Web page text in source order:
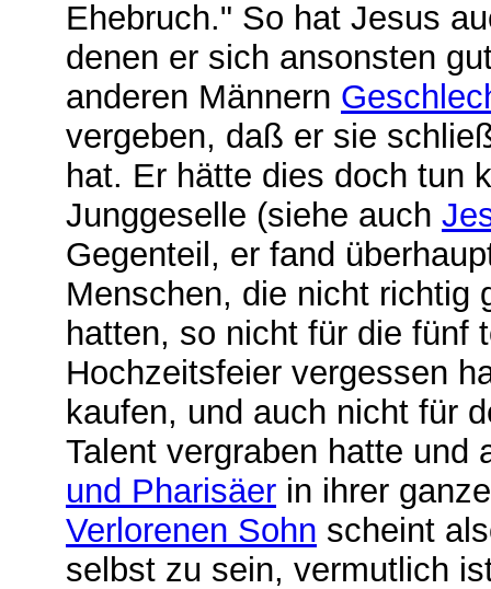
Ehebruch." So hat Jesus
denen er sich ansonsten
anderen Männern
vergeben, daß er sie
hat. Er hätte dies doch tun
Junggeselle (siehe auch
Gegenteil, er fand
Menschen, die nicht richtig
hatten, so nicht für die fünf
Hochzeitsfeier vergessen
kaufen, und auch nicht für
Talent vergraben hatte
und Pharisäer in ihrer
Verlorenen Sohn scheint
selbst zu sein, vermutlich